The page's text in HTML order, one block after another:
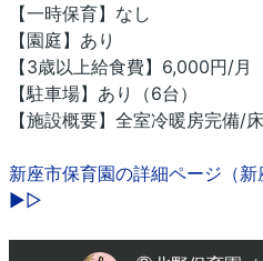
【一時保育】なし
【園庭】あり
【3歳以上給食費】6,000円/月
【駐車場】あり（6台）
【施設概要】全室冷暖房完備/
新座市保育園の詳細ページ（
▶▷